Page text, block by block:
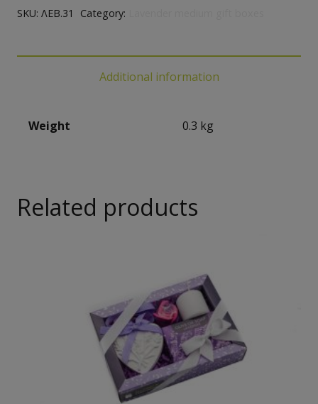
SKU: ΛΕΒ.31 Category:
Additional information
Weight 0.3 kg
Related products